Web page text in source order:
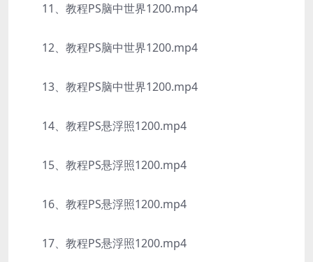
11、教程PS脑中世界1200.mp4
12、教程PS脑中世界1200.mp4
13、教程PS脑中世界1200.mp4
14、教程PS悬浮照1200.mp4
15、教程PS悬浮照1200.mp4
16、教程PS悬浮照1200.mp4
17、教程PS悬浮照1200.mp4